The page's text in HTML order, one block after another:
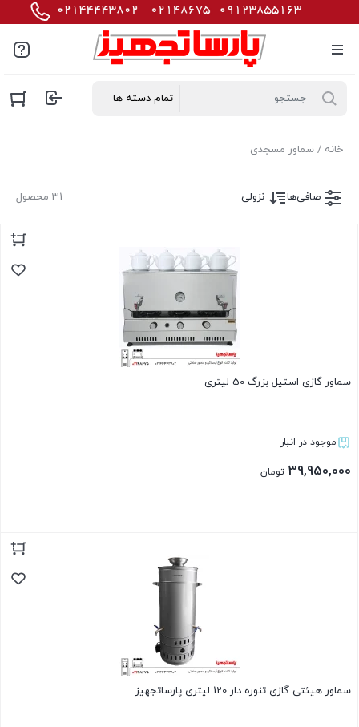
خانه / سماور مسجدی
31 محصول صافی‌ها نزولی
سماور گازی استیل بزرگ 50 لیتری
موجود در انبار
39,950,000 تومان
سماور هیئتی گازی تنوره دار 120 لیتری پارساتجهیز